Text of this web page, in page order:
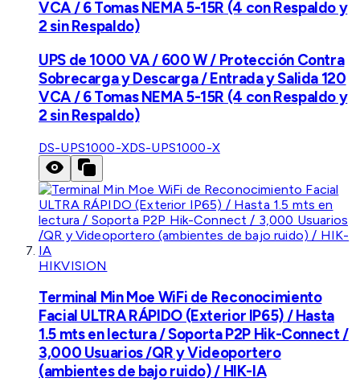
VCA / 6 Tomas NEMA 5-15R (4 con Respaldo y
2 sin Respaldo)
UPS de 1000 VA / 600 W / Protección Contra
Sobrecarga y Descarga / Entrada y Salida 120
VCA / 6 Tomas NEMA 5-15R (4 con Respaldo y
2 sin Respaldo)
DS-UPS1000-XDS-UPS1000-X
HIKVISION
Terminal Min Moe WiFi de Reconocimiento
Facial ULTRA RÁPIDO (Exterior IP65) / Hasta
1.5 mts en lectura / Soporta P2P Hik-Connect /
3,000 Usuarios /QR y Videoportero
(ambientes de bajo ruido) / HIK-IA